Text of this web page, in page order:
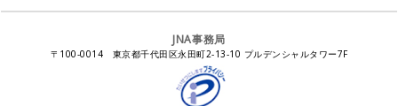
11月ネイル月間
ネイルサロン向けセミナー
瞬間接着剤の使用について
EUにおけるTPO成分を含む化粧品の市場提供禁止について
景品表示法に基づく措置命令について
教材・書籍・刊行物
JNA事務局
〒100-0014 東京都千代田区永田町2-13-10 プルデンシャルタワー7F